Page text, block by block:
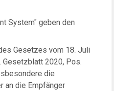
System" geben den
Gesetzes vom 18. Juli
Gesetzblatt 2020, Pos.
die
an die Empfänger